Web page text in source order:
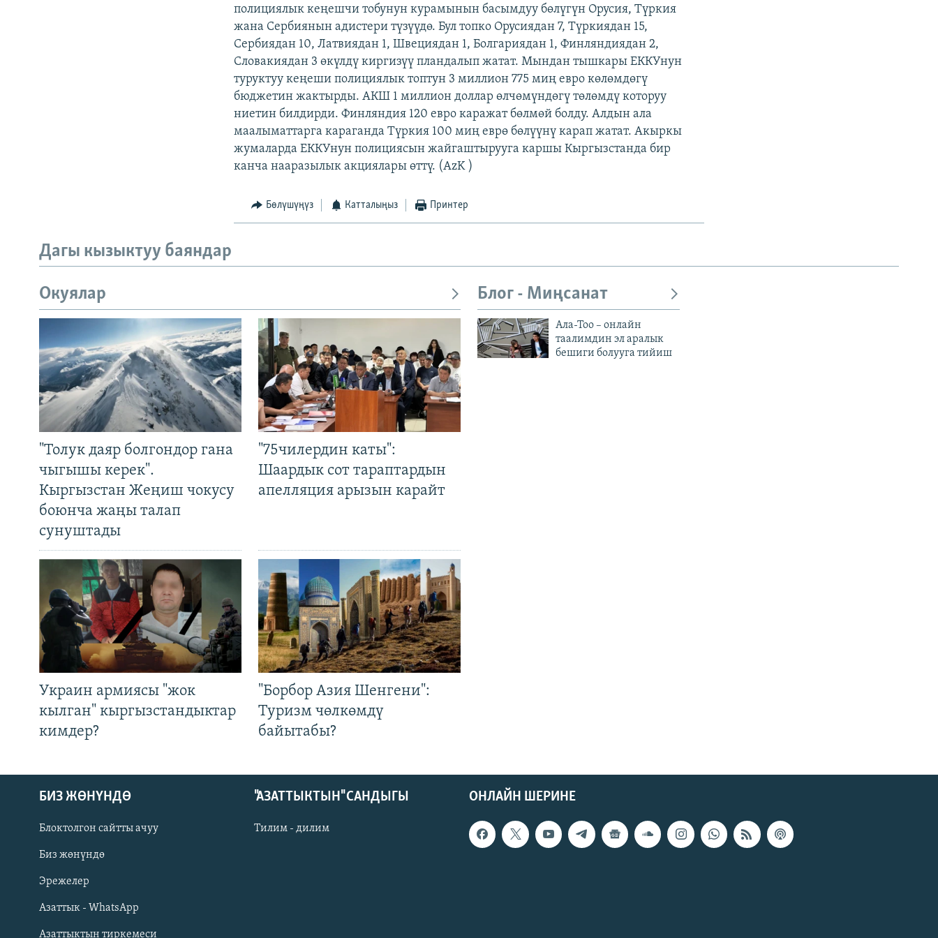
Русский
ОНЛАЙН ШЕРИНЕ
полициялык кеңешчи тобунун курамынын басымдуу бөлүгүн Орусия, Түркия
жана Сербиянын адистери түзүүдө. Бул топко Орусиядан 7, Түркиядан 15,
Сербиядан 10, Латвиядан 1, Швециядан 1, Болгариядан 1, Финляндиядан 2,
Словакиядан 3 өкүлдү киргизүү пландалып жатат. Мындан тышкары ЕККУнун
туруктуу кеңеши полициялык топтун 3 миллион 775 миң евро көлөмдөгү
бюджетин жактырды. АКШ 1 миллион доллар өлчөмүндөгү төлөмдү которуу
ниетин билдирди. Финляндия 120 евро каражат бөлмөй болду. Алдын ала
маалыматтарга караганда Түркия 100 миң еврө бөлүүнү карап жатат. Акыркы
жумаларда ЕККУнун полициясын жайгаштырууга каршы Кыргызстанда бир
канча нааразылык акциялары өттү. (AzK )
Бөлүшүңүз Катталыңыз Принтер
Дагы кызыктуу баяндар
Окуялар
"Толук даяр болгондор гана
чыгышы керек".
Кыргызстан Жеңиш чокусу
боюнча жаңы талап
сунуштады
"75чилердин каты":
Шаардык сот тараптардын
апелляция арызын карайт
Украин армиясы "жок
кылган" кыргызстандыктар
кимдер?
"Борбор Азия Шенгени":
Туризм чөлкөмдү
байытабы?
Блог - Миңсанат
Ала-Тоо – онлайн
таалимдин эл аралык
бешиги болууга тийиш
ОНЛАЙН ШЕРИНЕ
БИЗ ЖӨНҮНДӨ
Блоктолгон сайтты ачуу
Биз жөнүндө
Эрежелер
Азаттык - WhatsApp
Азаттыктын тиркемеси
"АЗАТТЫКТЫН" САНДЫГЫ
Тилим - дилим